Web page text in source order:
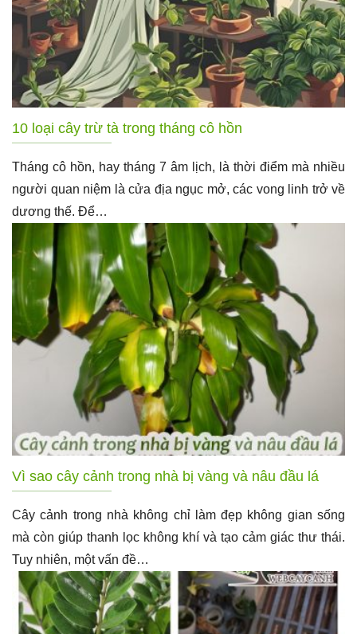
10 loại cây trừ tà trong tháng cô hồn
Tháng cô hồn, hay tháng 7 âm lịch, là thời điểm mà nhiều
người quan niệm là cửa địa ngục mở, các vong linh trở về
dương thế. Để…
Vì sao cây cảnh trong nhà bị vàng và nâu đầu lá
Cây cảnh trong nhà không chỉ làm đẹp không gian sống
mà còn giúp thanh lọc không khí và tạo cảm giác thư thái.
Tuy nhiên, một vấn đề…